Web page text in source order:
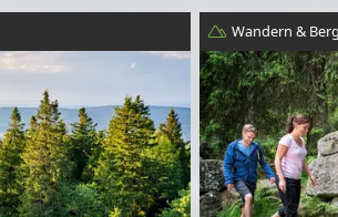
Wandern &